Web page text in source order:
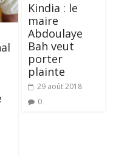
Kindia : le
maire
Abdoulaye
Bah veut
porter
plainte
29 août 2018
0